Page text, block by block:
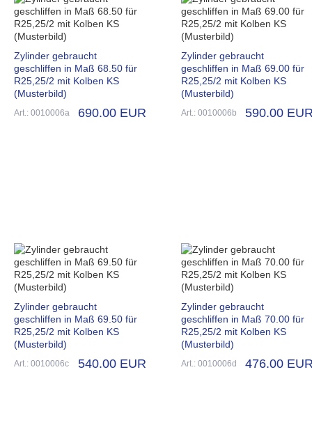
Zylinder gebraucht
geschliffen in Maß 68.50 für
R25,25/2 mit Kolben KS
(Musterbild)
Art.: 0010006a 690.00 EUR
Zylinder gebraucht
geschliffen in Maß 69.00 für
R25,25/2 mit Kolben KS
(Musterbild)
Art.: 0010006b 590.00
Zylinder gebraucht
geschliffen in Maß 69.50 für
R25,25/2 mit Kolben KS
(Musterbild)
Art.: 0010006c 540.00 EUR
Zylinder gebraucht
geschliffen in Maß 70.00 für
R25,25/2 mit Kolben KS
(Musterbild)
Art.: 0010006d 476.00